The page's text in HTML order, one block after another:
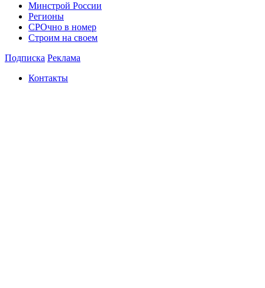
Минстрой России
Регионы
СРОчно в номер
Строим на своем
Подписка Реклама
Контакты